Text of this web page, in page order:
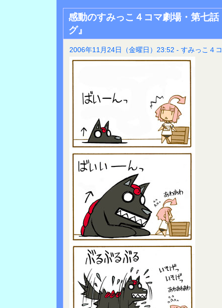
感動のすみっこ４コマ劇場・第七
グ』
2006年11月24日（金曜日）23:52 - すみっこ４